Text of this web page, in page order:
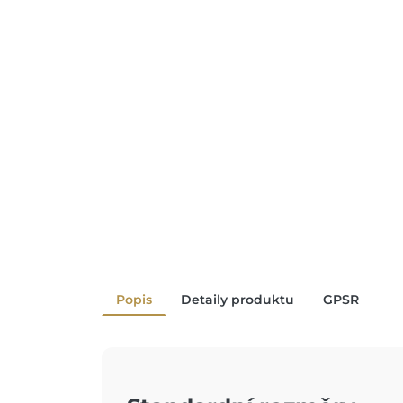
Popis Detaily produktu GPSR